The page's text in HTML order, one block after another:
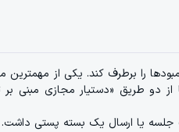
را برطرف کند. یکی از مهمترین
دو طریق «دستیار مجازی مبنی بر
یا ارسال یک بسته پستی داشت.